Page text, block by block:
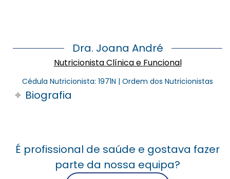
Dra. Joana André
Nutricionista Clínica e Funcional
Cédula Nutricionista: 1971N | Ordem dos Nutricionistas
Biografia
É profissional de saúde e gostava fazer
parte da nossa equipa?